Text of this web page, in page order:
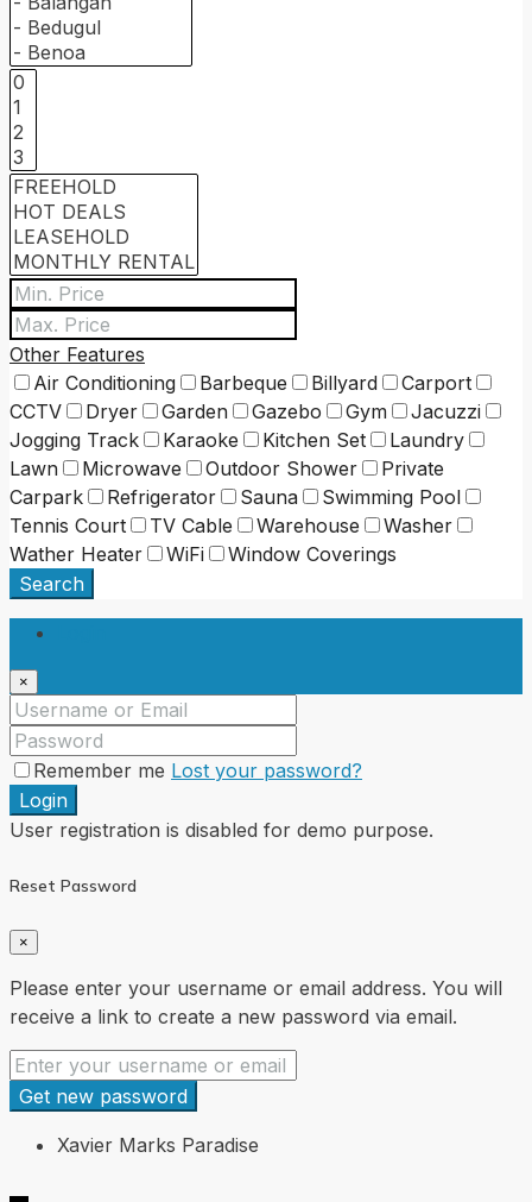
Other Features
Air Conditioning
Barbeque Billyard
Carport
CCTV
Dryer Garden Gazebo Gym
Jacuzzi
Jogging Track
Karaoke Kitchen Set
Laundry
Lawn
Microwave Outdoor Shower
Private
Carpark
Refrigerator Sauna
Swimming Pool
Tennis Court
TV Cable Warehouse
Washer
Wather Heater
WiFi
Window Coverings
Search
×
Remember me Lost your password?
Login
User registration is disabled for demo purpose.
Reset Password
×
Please enter your username or email address. You will
receive a link to create a new password via email.
Get new password
Xavier Marks Paradise